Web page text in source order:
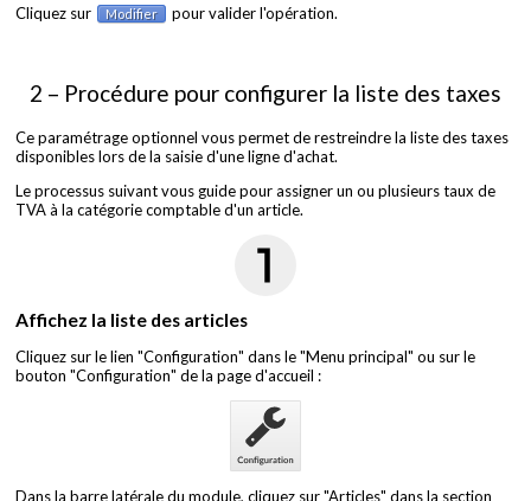
Cliquez sur Modifier pour valider l'opération.
2 – Procédure pour configurer la liste des taxes
Ce paramétrage optionnel vous permet de restreindre la liste des taxes
disponibles lors de la saisie d'une ligne d'achat.
Le processus suivant vous guide pour assigner un ou plusieurs taux de
TVA à la catégorie comptable d'un article.
Affichez la liste des articles
Cliquez sur le lien "Configuration" dans le "Menu principal" ou sur le
bouton "Configuration" de la page d'accueil :
Dans la barre latérale du module, cliquez sur "Articles" dans la section